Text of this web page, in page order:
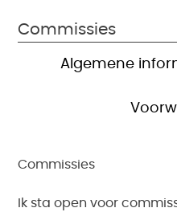
Commissies
Algemene
Commissies
Ik sta open voor